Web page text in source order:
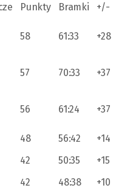
Punkty Bramki +/-
58 61:33 +28
57 70:33 +37
56 61:24 +37
48 56:42
+14
42 50:35
+15
42 48:38 +10